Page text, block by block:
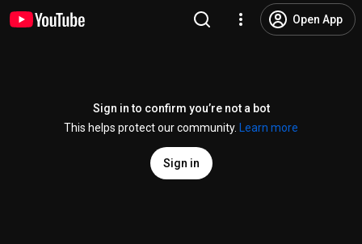
Open App
Sign in to confirm you’re not a bot
This helps protect our community.
Learn more
Sign in